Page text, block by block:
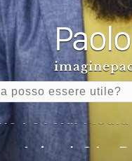
Un Articolo
I Social
Azienda? Lo
Non Basta